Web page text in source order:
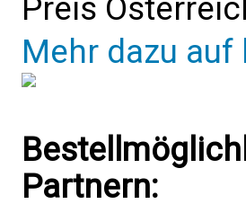
Preis
Mehr dazu auf
Partnern: